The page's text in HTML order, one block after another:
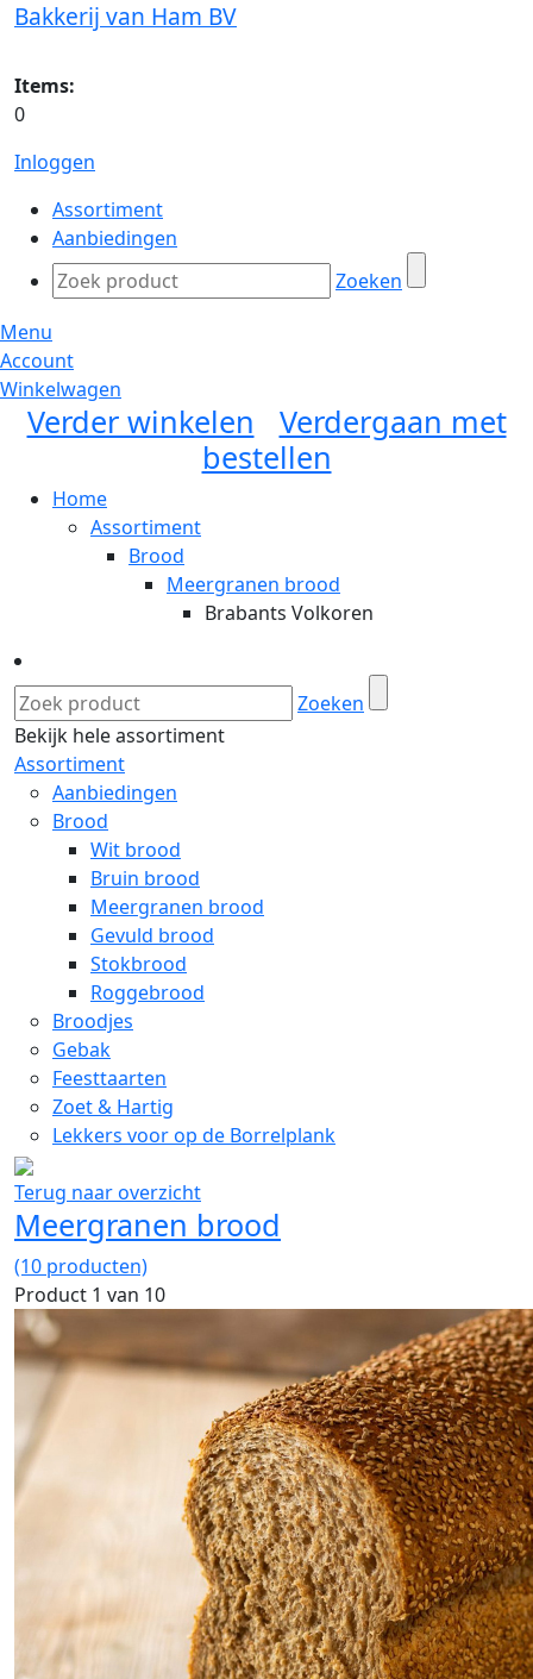
Bakkerij van Ham BV
Items:
0
Inloggen
Assortiment
Aanbiedingen
Zoeken
Menu
Account
Winkelwagen
Verder winkelen
Verdergaan met
bestellen
Home
Assortiment
Brood
Meergranen brood
Brabants Volkoren
Zoeken
Bekijk hele assortiment
Assortiment
Aanbiedingen
Brood
Wit brood
Bruin brood
Meergranen brood
Gevuld brood
Stokbrood
Roggebrood
Broodjes
Gebak
Feesttaarten
Zoet & Hartig
Lekkers voor op de Borrelplank
Terug naar overzicht
Meergranen brood
(10 producten)
Product 1 van 10